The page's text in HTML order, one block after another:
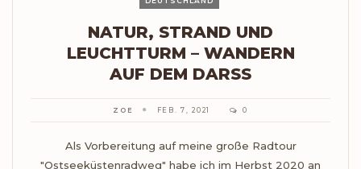
NATUR, STRAND UND
LEUCHTTURM – WANDERN
AUF DEM DARSS
ZOE FEB. 7, 2021 0
Als Vorbereitung auf meine große Radtour
"Ostseeküstenradweg" habe ich im Herbst 2020 an